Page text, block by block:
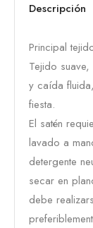
Descripción
Principal
Tejido
y caída
fiesta.
El satén
lavado a
detergente
secar en
debe